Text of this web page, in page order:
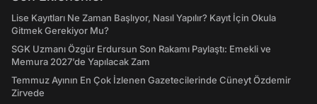
Lise Kayıtları Ne Zaman Başlıyor, Nasıl Yapılır? Kayıt İçin Okula
Gitmek Gerekiyor Mu?
SGK Uzmanı Özgür Erdursun Son Rakamı Paylaştı: Emekli ve
Memura 2027’de Yapılacak Zam
Temmuz Ayının En Çok İzlenen Gazetecilerinde Cüneyt Özdemir
Zirvede